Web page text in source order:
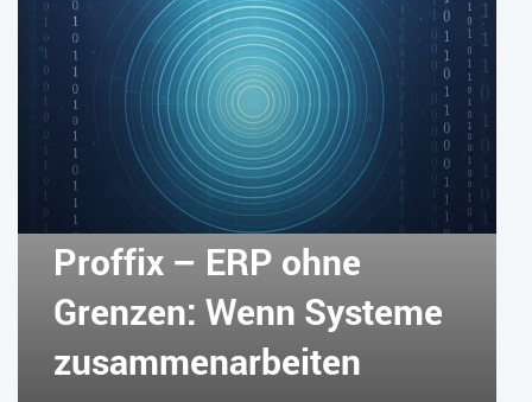
ERP FALLSTUDIEN FERTIGUNG FINANZSOFTWARE
HANDEL HR INDUSTRIE 4.0
IT AUS- UND WEITERBILDUNG IT-INFRASTRUKTUR
IT-JOBS IT-SERVICE MANAGEMENT KI IM ERP
KÜNSTLICHE INTELLIGENZ LOGISTIK LOHN
Proffix – ERP ohne
Grenzen: Wenn Systeme
zusammenarbeiten